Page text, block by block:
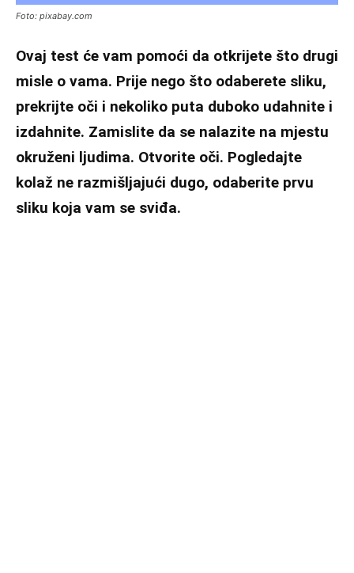
Foto: pixabay.com
Ovaj test će vam pomoći da otkrijete što drugi
misle o vama. Prije nego što odaberete sliku,
prekrijte oči i nekoliko puta duboko udahnite i
izdahnite. Zamislite da se nalazite na mjestu
okruženi ljudima. Otvorite oči. Pogledajte
kolaž ne razmišljajući dugo, odaberite prvu
sliku koja vam se sviđa.